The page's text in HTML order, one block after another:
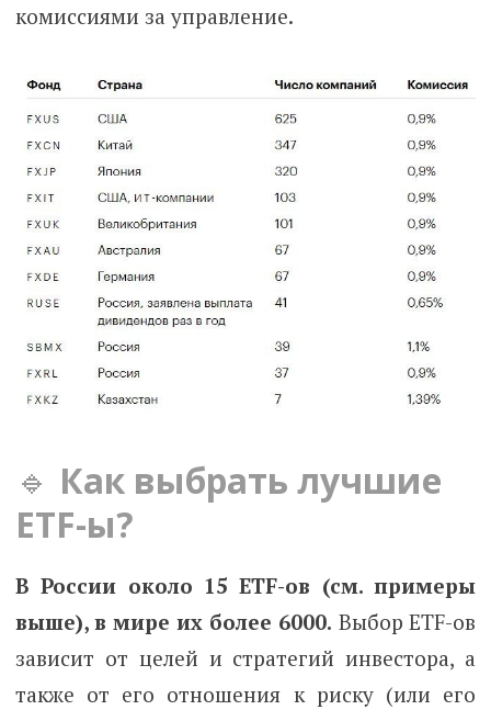
комиссиями за управление.
🔹 Как выбрать лучшие
ETF-ы?
В России около 15 ETF-ов (см. примеры
выше), в мире их более 6000. Выбор ETF-ов
зависит от целей и стратегий инвестора, а
также от его отношения к риску (или его